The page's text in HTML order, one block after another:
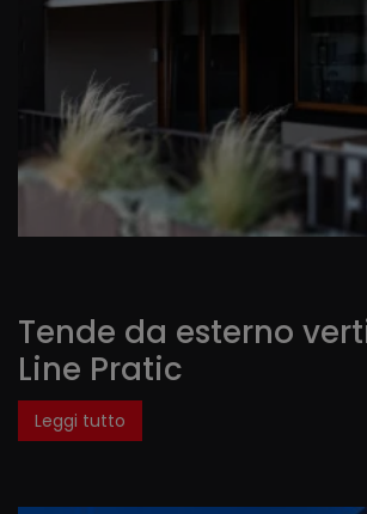
Tende da esterno
Line Pratic
Leggi tutto